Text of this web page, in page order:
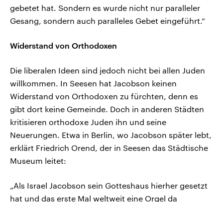
gebetet hat. Sondern es wurde nicht nur paralleler
Gesang, sondern auch paralleles Gebet eingeführt.“
Widerstand von Orthodoxen
Die liberalen Ideen sind jedoch nicht bei allen Juden
willkommen. In Seesen hat Jacobson keinen
Widerstand von Orthodoxen zu fürchten, denn es
gibt dort keine Gemeinde. Doch in anderen Städten
kritisieren orthodoxe Juden ihn und seine
Neuerungen. Etwa in Berlin, wo Jacobson später lebt,
erklärt Friedrich Orend, der in Seesen das Städtische
Museum leitet:
„Als Israel Jacobson sein Gotteshaus hierher gesetzt
hat und das erste Mal weltweit eine Orgel da